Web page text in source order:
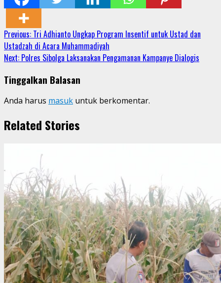
Continue
Reading
Previous: Tri Adhianto Ungkap Program Insentif untuk Ustad dan
Ustadzah di Acara Muhammadiyah
Next: Polres Sibolga Laksanakan Pengamanan Kampanye Dialogis
Tinggalkan Balasan
Anda harus masuk untuk berkomentar.
Related Stories